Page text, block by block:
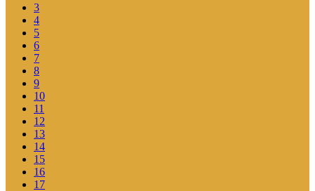
3
4
5
6
7
8
9
10
11
12
13
14
15
16
17